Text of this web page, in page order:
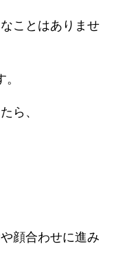
ことはありませ
。
ら、
顔合わせに進み